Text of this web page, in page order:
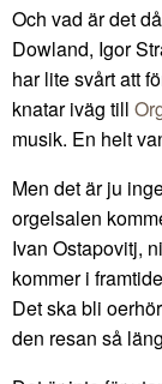
Och vad är det
Dowland, Igor
har lite svårt att
knatar iväg till
musik. En helt
Men det är ju
orgelsalen
Ivan Ostapovitj,
kommer i
Det ska bli
den resan så